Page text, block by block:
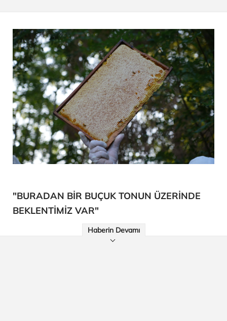
"BURADAN BİR BUÇUK TONUN ÜZERİNDE
BEKLENTİMİZ VAR"
Haberin Devamı